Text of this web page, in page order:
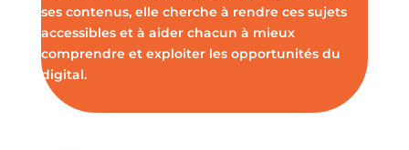
ses contenus, elle cherche à rendre ces sujets
accessibles et à aider chacun à mieux
comprendre et exploiter les opportunités du
digital.